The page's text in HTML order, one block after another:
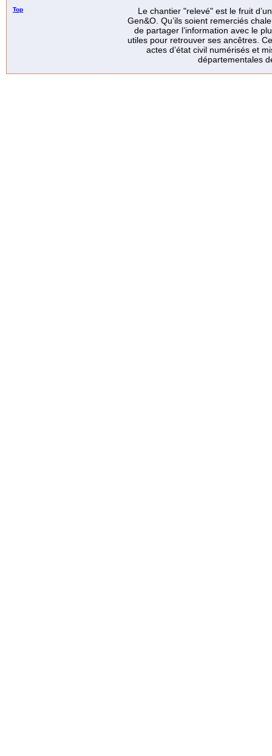
Top
Le chantier "relevé" est le fruit
Gen&O. Qu’ils soient remerciés
de partager l’information avec le
utiles pour retrouver ses ancêtres.
actes d’état civil numérisés et
départementales